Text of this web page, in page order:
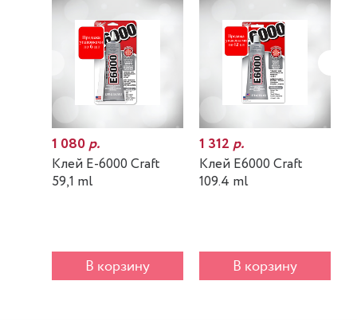
1 080р.
Клей E-6000 Craft
59,1 ml
В корзину
1 312р.
Клей E6000 Craft
109.4 ml
В корзину